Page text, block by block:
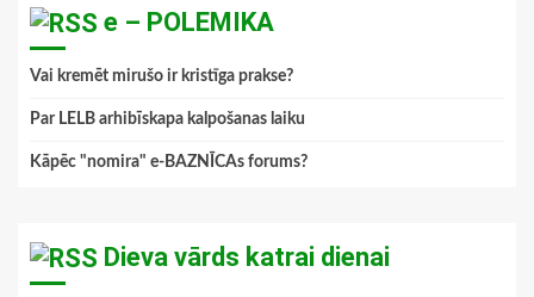
e – POLEMIKA
Vai kremēt mirušo ir kristīga prakse?
Par LELB arhibīskapa kalpošanas laiku
Kāpēc "nomira" e-BAZNĪCAs forums?
Dieva vārds katrai dienai